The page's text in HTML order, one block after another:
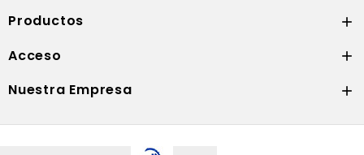
Productos 
Acceso 
Nuestra Empresa 